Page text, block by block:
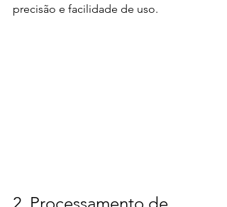
precisão e facilidade de uso.